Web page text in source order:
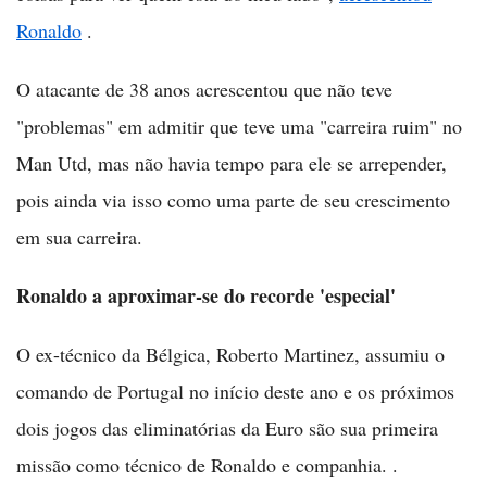
Ronaldo .
O atacante de 38 anos acrescentou que não teve
"problemas" em admitir que teve uma "carreira ruim" no
Man Utd, mas não havia tempo para ele se arrepender,
pois ainda via isso como uma parte de seu crescimento
em sua carreira.
Ronaldo a aproximar-se do recorde 'especial'
O ex-técnico da Bélgica, Roberto Martinez, assumiu o
comando de Portugal no início deste ano e os próximos
dois jogos das eliminatórias da Euro são sua primeira
missão como técnico de Ronaldo e companhia. .